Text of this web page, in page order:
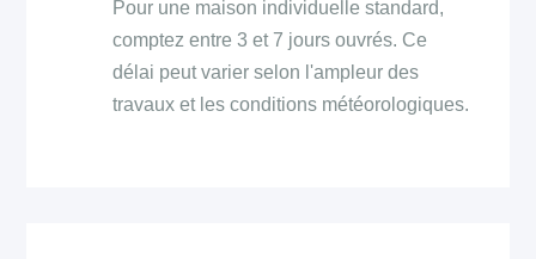
Pour une maison individuelle standard,
comptez entre 3 et 7 jours ouvrés. Ce
délai peut varier selon l'ampleur des
travaux et les conditions météorologiques.